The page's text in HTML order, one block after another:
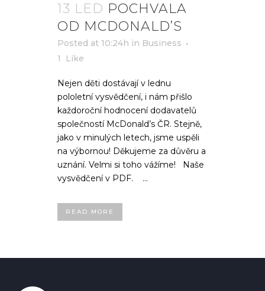
13 LED POCHVALA
OD MCDONALD’S
Posted at 10:24h in Business
1
Like
Nejen děti dostávají v lednu
pololetní vysvědčení, i nám přišlo
každoroční hodnocení dodavatelů
společností McDonald’s ČR. Stejně,
jako v minulých letech, jsme uspěli
na výbornou! Děkujeme za důvěru a
uznání. Velmi si toho vážíme! Naše
vysvědčení v PDF. ...
READ MORE